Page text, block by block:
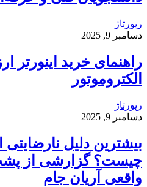
رپورتاژ
دسامبر 9, 2025
راهنمای خرید اینورتر
الکتروموتور
رپورتاژ
دسامبر 9, 2025
بیشترین دلیل
چیست؟ گزارشی از
واقعی آریان جام